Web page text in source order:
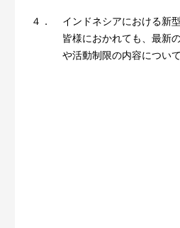
４．
インドネシアにおける新
皆様におかれても、最新
や活動制限の内容につい